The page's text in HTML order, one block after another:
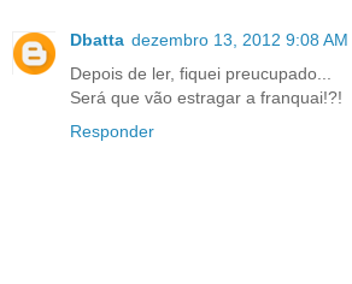
Dbatta dezembro 13, 2012 9:08 AM
Depois de ler, fiquei preucupado...
Será que vão estragar a franquai!?!
Responder